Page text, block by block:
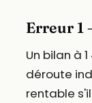
Erreur 1
Un bilan à
déroute
rentable